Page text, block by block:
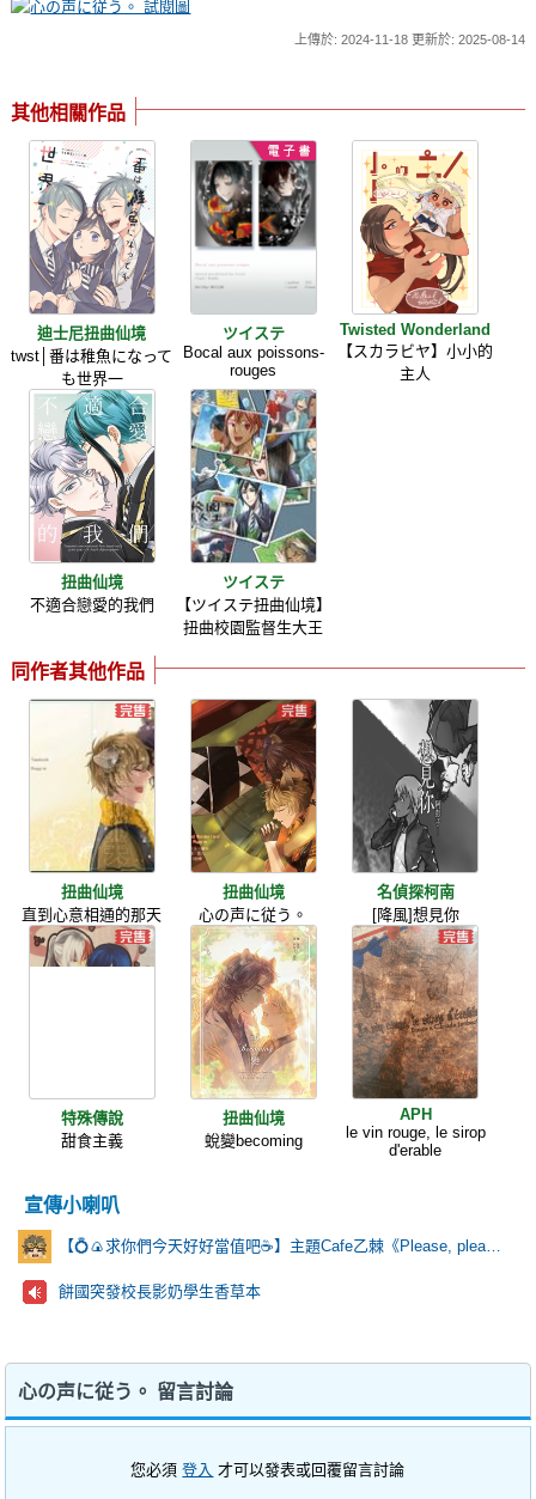
上傳於: 2024-11-18 更新於: 2025-08-14
其他相關作品
迪士尼扭曲仙境
twst│番は稚魚になって
も世界一
ツイステ
Bocal aux poissons-
rouges
Twisted Wonderland
【スカラビヤ】小小的
主人
扭曲仙境
不適合戀愛的我們
ツイステ
【ツイステ扭曲仙境】
扭曲校園監督生大王
同作者其他作品
扭曲仙境
直到心意相通的那天
扭曲仙境
心の声に従う。
名偵探柯南
[降風]想見你
特殊傳說
甜食主義
扭曲仙境
蛻變becoming
APH
le vin rouge, le sirop
d'erable
宣傳小喇叭
【💍🍙求你們今天好好當值吧☕️】主題Cafe乙棘《Please, please?》
餅國突發校長影奶學生香草本
心の声に従う。 留言討論
您必須登入 才可以發表或回覆留言討論